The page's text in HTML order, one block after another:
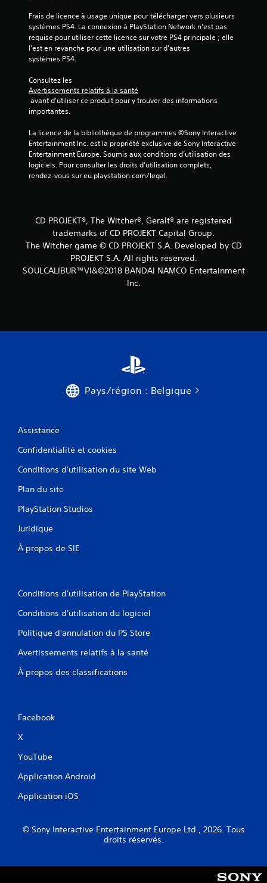
i
)
Frais de licence à usage unique pour télécharger vers plusieurs
systèmes PS4. La connexion à PlayStation Network n'est pas
requise pour utiliser cette licence sur votre PS4 principale ; elle
l'est en revanche pour une utilisation sur d'autres
systèmes PS4.
Consultez les
Avertissements relatifs à la santé
importantes.
La licence de la bibliothèque de programmes ©Sony Interactive
Entertainment Inc. est la propriété exclusive de Sony Interactive
Entertainment Europe. Soumis aux conditions d’utilisation des
logiciels. Pour consulter les droits d’utilisation complets,
rendez-vous sur eu.playstation.com/legal.
CD PROJEKT®, The Witcher®, Geralt® are registered
trademarks of CD PROJEKT Capital Group.
The Witcher game © CD PROJEKT S.A. Developed by CD
PROJEKT S.A. All rights reserved.
SOULCALIBUR™VI&©2018 BANDAI NAMCO Entertainment
Inc.
Pays/région : Belgique
Assistance
Confidentialité et cookies
Conditions d'utilisation du site Web
Plan du site
PlayStation Studios
Juridique
À propos de SIE
Conditions d'utilisation de PlayStation
Conditions d'utilisation du logiciel
Politique d'annulation du PS Store
Avertissements relatifs à la santé
À propos des classifications
Facebook
X
YouTube
Application Android
Application iOS
© Sony Interactive Entertainment Europe Ltd., 2026. Tous
droits réservés.